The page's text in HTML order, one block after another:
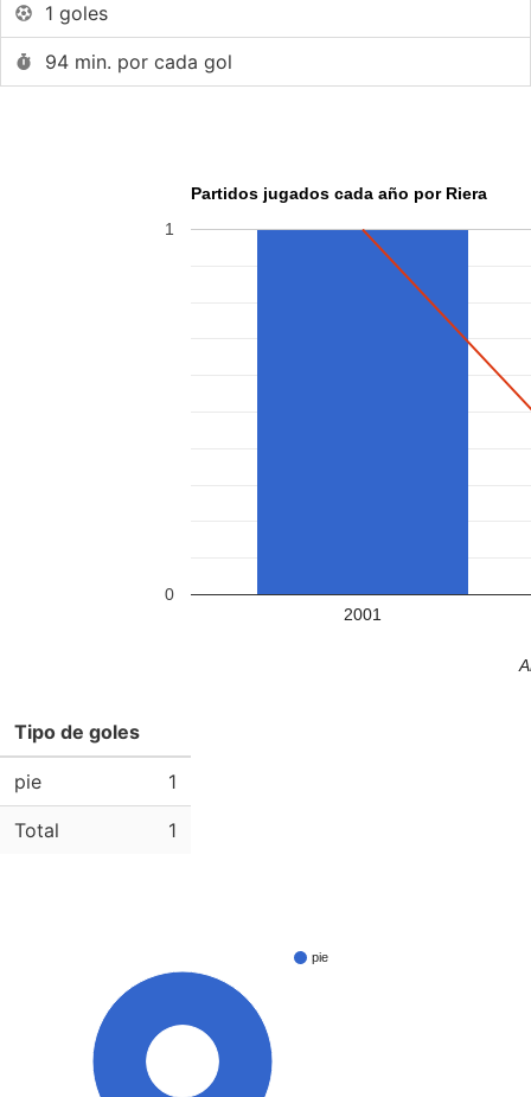
1 goles
94 min. por cada gol
Partidos jugados cada año por Riera
2001
0
1
Tipo de goles
pie 1
Total 1
pie